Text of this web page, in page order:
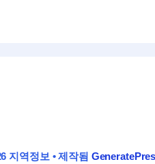
지역정보 • 제작됨